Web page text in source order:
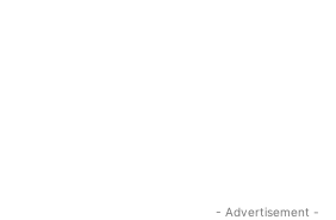
- Advertisement -